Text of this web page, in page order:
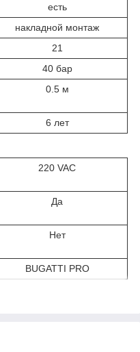
есть
накладной монтаж
21
40 бар
0.5 м
6 лет
220 VAC
Да
Нет
BUGATTI PRO